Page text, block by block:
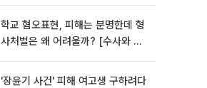
학교 혐오표현, 피해는 분명한데 형
사처벌은 왜 어려울까? [수사와 재
'장윤기 사건' 피해 여고생 구하려다